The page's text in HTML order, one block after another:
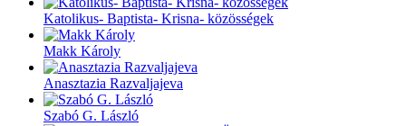
Katolikus- Baptista- Krisna- közösségek
Makk Károly
Anasztazia Razvaljajeva
Szabó G. László